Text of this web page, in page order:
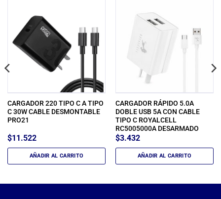
CARGADOR 220 TIPO C A TIPO
C 30W CABLE DESMONTABLE
PRO21
$11.522
AÑADIR AL CARRITO
CARGADOR RÁPIDO 5.0A
DOBLE USB 5A CON CABLE
TIPO C ROYALCELL
RC5005000A DESARMADO
$3.432
AÑADIR AL CARRITO